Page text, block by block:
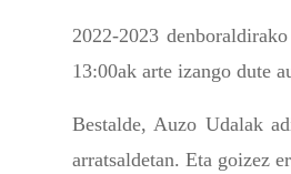
2022-2023
13:00ak arte izango dute
Bestalde, Auzo Udalak
arratsaldetan. Eta goizez